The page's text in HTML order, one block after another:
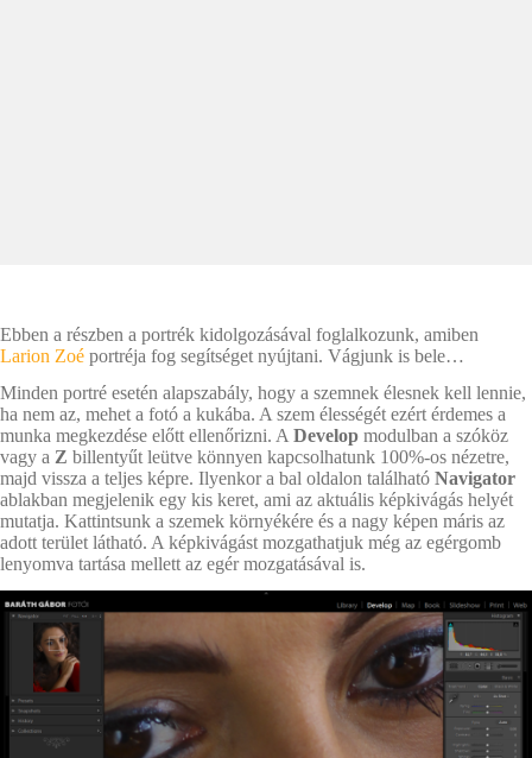
Ebben a részben a portrék kidolgozásával foglalkozunk, amiben
Larion Zoé portréja fog segítséget nyújtani. Vágjunk is bele…
Minden portré esetén alapszabály, hogy a szemnek élesnek kell lennie,
ha nem az, mehet a fotó a kukába. A szem élességét ezért érdemes a
munka megkezdése előtt ellenőrizni. A Develop modulban a szóköz
vagy a Z billentyűt leütve könnyen kapcsolhatunk 100%-os nézetre,
majd vissza a teljes képre. Ilyenkor a bal oldalon található Navigator
ablakban megjelenik egy kis keret, ami az aktuális képkivágás helyét
mutatja. Kattintsunk a szemek környékére és a nagy képen máris az
adott terület látható. A képkivágást mozgathatjuk még az egérgomb
lenyomva tartása mellett az egér mozgatásával is.